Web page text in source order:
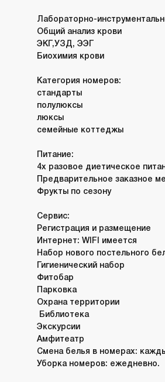
Лабораторно-
Общий анализ крови
ЭКГ,УЗД, ЭЭГ
Биохимия крови
Категория номеров:
стандарты
полулюксы
люксы
семейные коттеджы
Питание:
4х разовое диетическое
Предварительное заказное
Фрукты по сезону
Сервис:
Регистрация и размещение
Интернет: WIFI имеется
Набор нового постельного
Гигиенический набор
Фитобар
Парковка
Охрана территории
Библиотека
Экскурсии
Амфитеатр
Смена белья в номерах:
Уборка номеров: ежедневно.